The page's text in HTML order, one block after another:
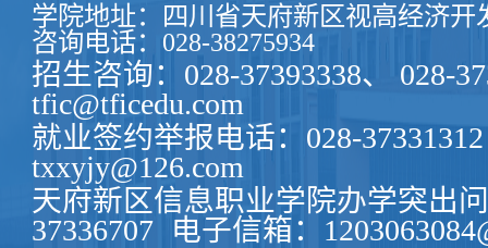
学院地址：四川省天府新区视高经济开
咨询电话：028-38275934
招生咨询：028-37393338、 028-
tfic@tficedu.com
就业签约举报电话：028-37331312
txxyjy@126.com
天府新区信息职业学院办学突出
37336707
电子信箱：